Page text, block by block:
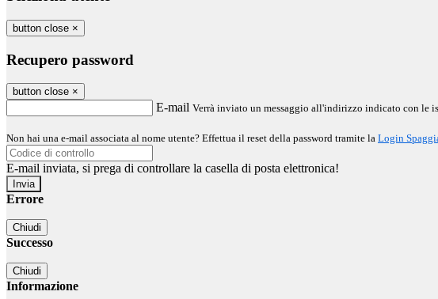
button close ×
Recupero password
button close ×
E-mail Verrà inviato un messaggio all'indirizzo indicato con le
Non hai una e-mail associata al nome utente? Effettua il reset della password tramite la Login
E-mail inviata, si prega di controllare la casella di posta elettronica!
Errore
Chiudi
Successo
Chiudi
Informazione